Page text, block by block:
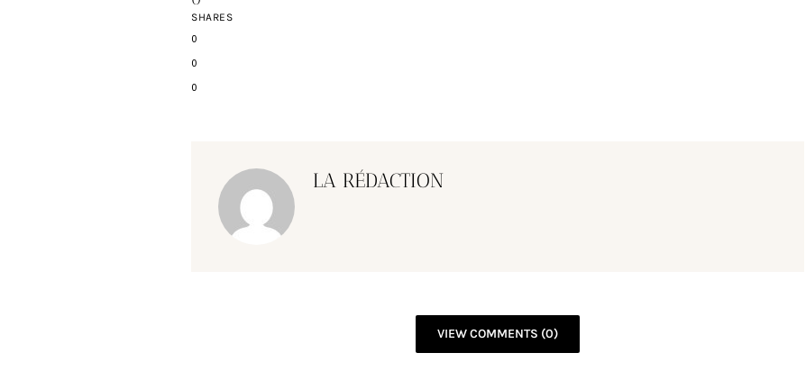
SHARES
0
0
0
LA RÉDACTION
VIEW COMMENTS (0)